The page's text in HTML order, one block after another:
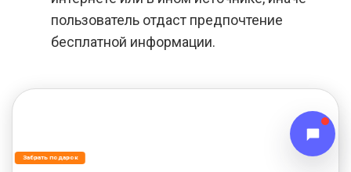
пользователь отдаст предпочтение
бесплатной информации.
Забрать подарок